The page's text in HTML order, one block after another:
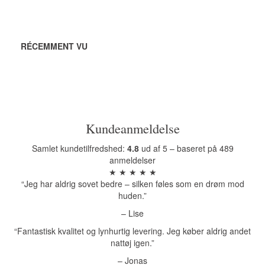
RÉCEMMENT VU
Kundeanmeldelse
Samlet kundetilfredshed: 4.8ud af 5 – baseret på 489
anmeldelser
★ ★ ★ ★ ★
“Jeg har aldrig sovet bedre – silken føles som en drøm mod
huden.”
– Lise
“Fantastisk kvalitet og lynhurtig levering. Jeg køber aldrig andet
nattøj igen.”
– Jonas